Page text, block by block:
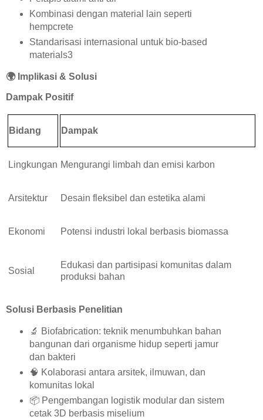
Kombinasi dengan material lain seperti
hempcrete
Standarisasi internasional untuk bio-based
materials3
🌍Implikasi & Solusi
Dampak Positif
Bidang Dampak
Lingkungan Mengurangi limbah dan emisi karbon
Arsitektur Desain fleksibel dan estetika alami
Ekonomi Potensi industri lokal berbasis biomassa
Sosial
Edukasi dan partisipasi komunitas dalam
produksi bahan
Solusi Berbasis Penelitian
🔬 Biofabrication: teknik menumbuhkan bahan
bangunan dari organisme hidup seperti jamur
dan bakteri
🧠 Kolaborasi antara arsitek, ilmuwan, dan
komunitas lokal
📦Pengembangan logistik modular dan sistem
cetak 3D berbasis miselium